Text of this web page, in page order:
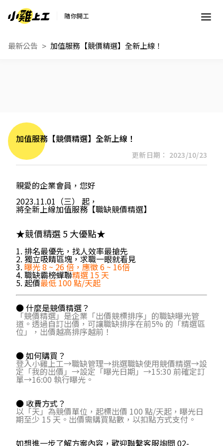
隨你開工
最新公告 加值服務【競價精選】全新上線！
加值服務【競價精選】全新上線！
更新日期： 2023/10/23
親愛的企業會員，您好
2023.11.01（三） 起，
將全新上線加值服務【職缺競價精選】
★競價精選 5 大優點★
1. 排名最優先，找人效率最搶先
2. 獨立吸睛區塊，求職一眼就看見
3. 曝光 8 ~ 26 倍，應徵 6 ~ 16倍
4. 職缺霸榜蟬聯精選 15 天
5. 起價最低 100 點/天起
● 什麼是競價精選？
「競價精選」是企業「出價競標排序」的職缺曝光管
道。透過自訂出價，可讓職缺排序在前5% 的「精選區
位」，出價越高排序越前！
● 如何購買？
登入小雞上工→職缺管理→挑選職缺使用競價精選→設
定「我的出價」→設定「曝光日期」→15:30 前確定訂
單→16:00 執行曝光。
● 收費方式？
以「天」為競價單位，起標出價 100 點/天起，曝光日
期至少 15 天。出價需購買點數，以扣點方式支付。
如想進一步了解方案內容，歡迎聯繫客服詢問 02-